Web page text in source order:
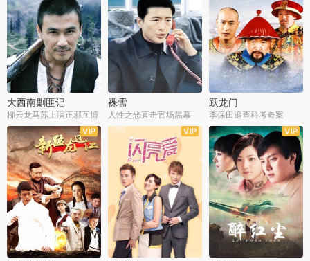
大西南剿匪记
柳云龙马苏上演正邪互博
裸雪
人性之恶直击官场黑幕
跃龙门
李保田追查科考奇案
全36集
全37集 全30集